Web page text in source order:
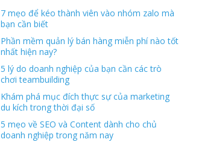
7 mẹo để kéo thành viên vào nhóm zalo mà
bạn cần biết
Phần mềm quản lý bán hàng miễn phí nào tốt
nhất hiện nay?
5 lý do doanh nghiệp của bạn cần các trò
chơi teambuilding
Khám phá mục đích thực sự của marketing
du kích trong thời đại số
5 mẹo về SEO và Content dành cho chủ
doanh nghiệp trong năm nay